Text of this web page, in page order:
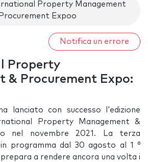
Property Management
Expoo
Notifica un errore
Property
& Procurement Expo:
lanciato con successo l'edizione
Property Management &
nel novembre 2021. La terza
programma dal 30 agosto al 1 °
a rendere ancora una volta i